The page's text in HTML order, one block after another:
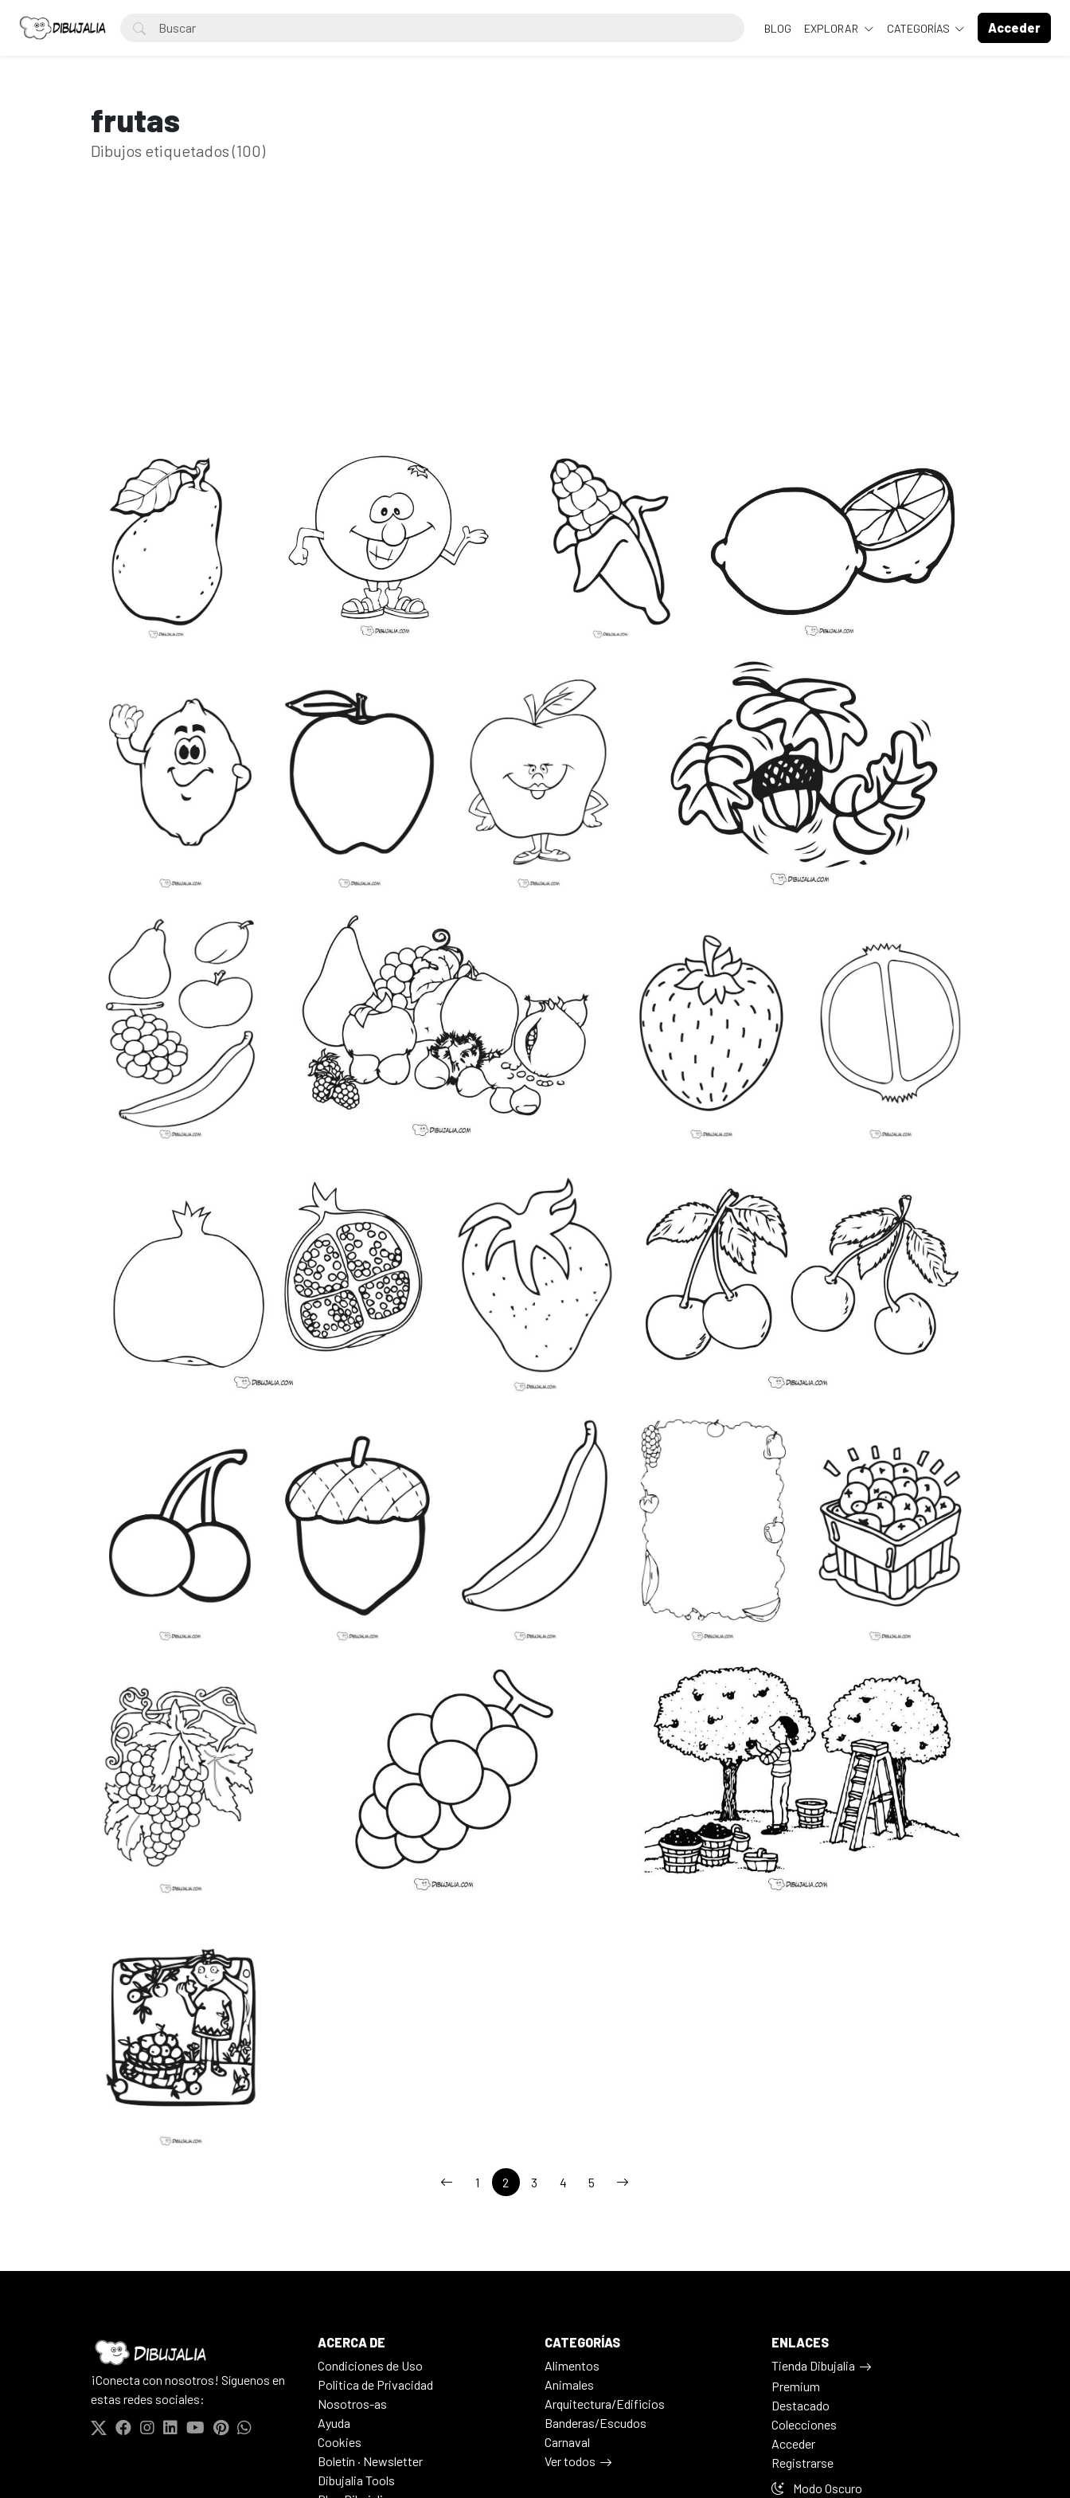
BLOG EXPLORAR CATEGORÍAS Acceder
frutas
Dibujos etiquetados (100)
1 2 3 4 5
¡Conecta con nosotros! Síguenos en
estas redes sociales:
ACERCA DE
Condiciones de Uso
Politica de Privacidad
Nosotros-as
Ayuda
Cookies
Boletín · Newsletter
Dibujalia Tools
CATEGORÍAS
Alimentos
Animales
Arquitectura/Edificios
Banderas/Escudos
Carnaval
Ver todos
ENLACES
Tienda Dibujalia
Premium
Destacado
Colecciones
Acceder
Registrarse
Modo Oscuro